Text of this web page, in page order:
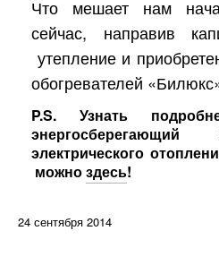
Что мешает нам
сейчас, направив
утепление и
обогревателей
P.S. Узнать
электрического
можноздесь!
24 сентября 2014